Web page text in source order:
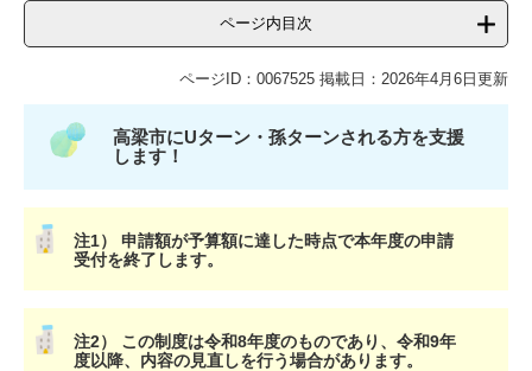
ページ内目次
ページID：0067525 掲載日：2026年4月6日更新
高梁市にUターン・孫ターンされる方を支援
します！
注1） 申請額が予算額に達した時点で本年度の申請
受付を終了します。
注2） この制度は令和8年度のものであり、令和9年
度以降、内容の見直しを行う場合があります。